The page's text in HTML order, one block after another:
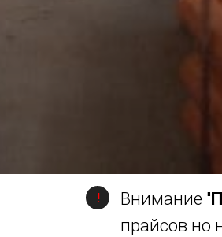
! Внимание "
прайсов но